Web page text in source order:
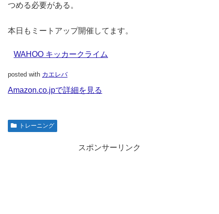
つめる必要がある。
本日もミートアップ開催してます。
WAHOO キッカークライム
posted with カエレバ
Amazon.co.jpで詳細を見る
トレーニング
スポンサーリンク